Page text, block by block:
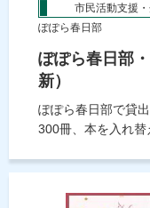
市民活動支援
ぽぽら春日部
ぽぽら春日部
新）
ぽぽら春日部で貸
300冊、本を入れ替